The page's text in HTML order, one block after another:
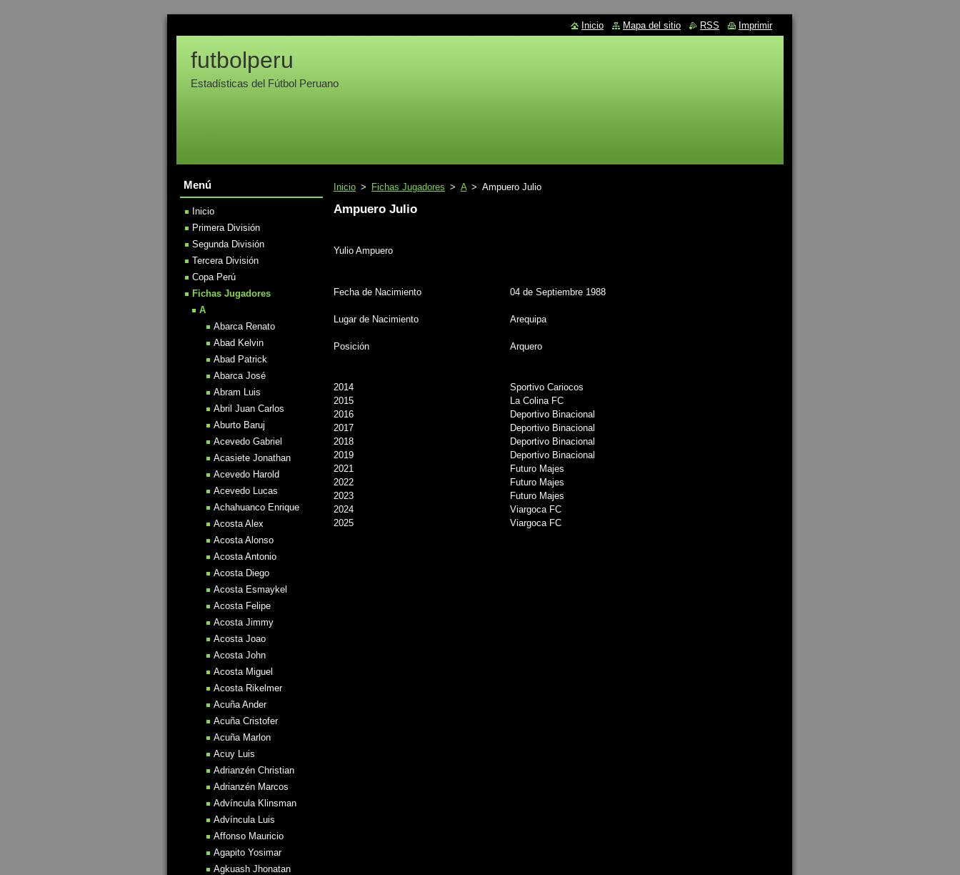
futbolperu
Estadísticas del Fútbol Peruano
Inicio > Fichas Jugadores > A > Ampuero Julio
Ampuero Julio
Yulio Ampuero
Fecha de Nacimiento 04 de Septiembre 1988
Lugar de Nacimiento Arequipa
Posición Arquero
2014
Sportivo Cariocos
2015
La Colina FC
2016
Deportivo Binacional
2017
Deportivo Binacional
2018
Deportivo Binacional
2019
Deportivo Binacional
2021
Futuro Majes
2022
Futuro Majes
2023
Futuro Majes
2024
Viargoca FC
2025
Viargoca FC
Menú
Inicio
Primera División
Segunda División
Tercera División
Copa Perú
Fichas Jugadores
A
Abarca Renato
Abad Kelvin
Abad Patrick
Abarca José
Abram Luis
Abril Juan Carlos
Aburto Baruj
Acevedo Gabriel
Acasiete Jonathan
Acevedo Harold
Acevedo Lucas
Achahuanco Enrique
Acosta Alex
Acosta Alonso
Acosta Antonio
Acosta Diego
Acosta Esmaykel
Acosta Felipe
Acosta Jimmy
Acosta Joao
Acosta John
Acosta Miguel
Acosta Rikelmer
Acuña Ander
Acuña Cristofer
Acuña Marlon
Acuy Luis
Adrianzén Christian
Adrianzén Marcos
Advíncula Klinsman
Advíncula Luis
Affonso Mauricio
Agapito Yosimar
Agkuash Jhonatan
Inicio Mapa del sitio RSS Imprimir